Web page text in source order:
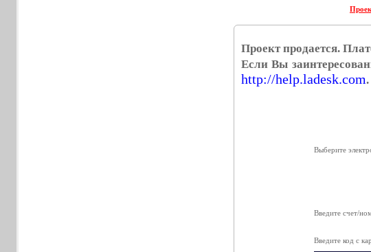
Проект продается.
Если Вы
http://help.ladesk.com.
Выберите
Введите счет/
Введите код с